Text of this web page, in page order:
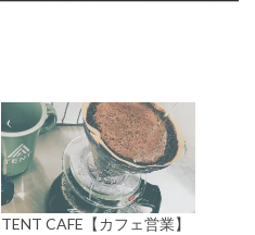
TENT CAFE【カフェ営業】